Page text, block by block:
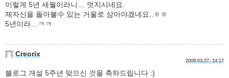
이렇게 5년 세월이라니… 멋지시네요.
제자신을 돌아볼수 있는 거울로 삼아야겠네요..ㅎㅎ
5년이라…ㅋㅋ
Creorix
2008-03-27, 14:17
블로그 개설 5주년 맞으신 것을 축하드립니다 :)